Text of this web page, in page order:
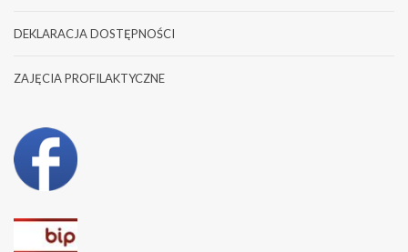
DEKLARACJA DOSTĘPNOŚCI
ZAJĘCIA PROFILAKTYCZNE